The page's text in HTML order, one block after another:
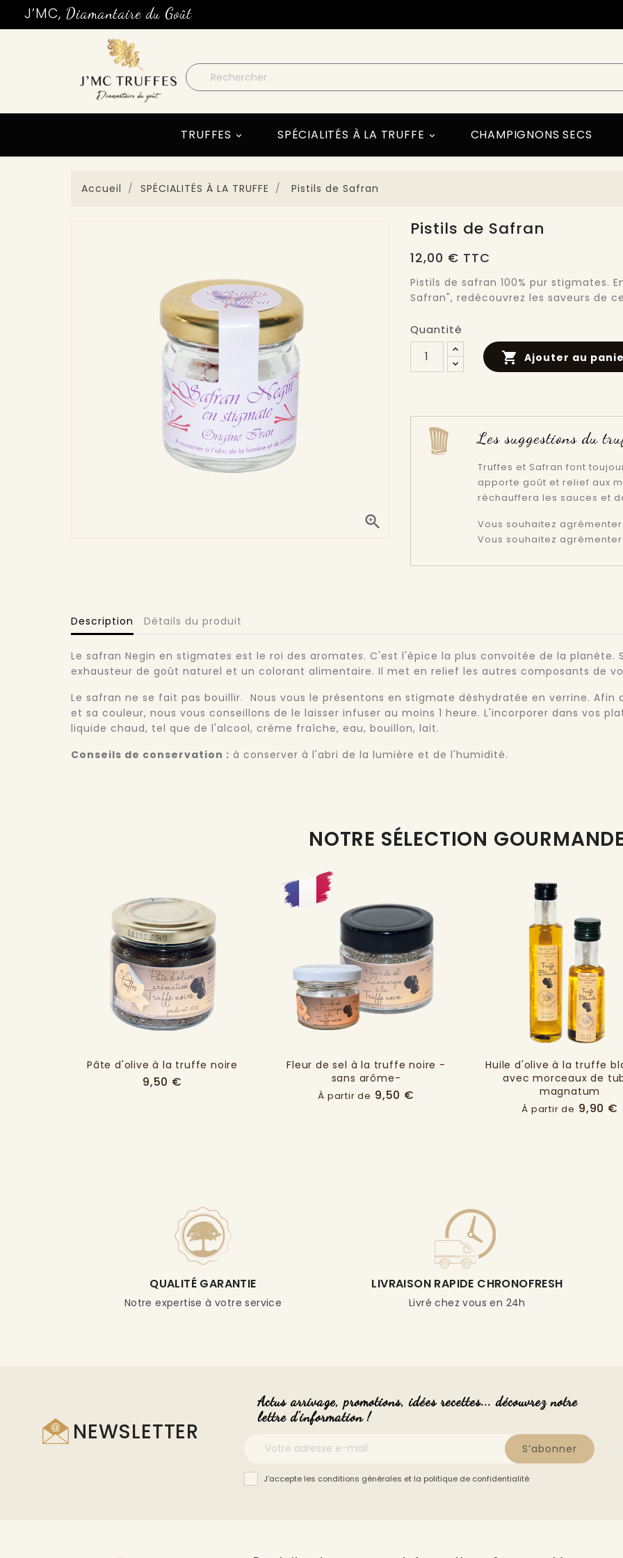
J’MC, Diamantaire du Goût

TRUFFES 
SPÉCIALITÉS À LA TRUFFE CHAMPIGNONS SECS
Accueil SPÉCIALITÉS À LA TRUFFE Pistils de Safran

Pistils de Safran
12,00 € TTC
Pistils de safran 100% pur stigmates.
Safran", redécouvrez les saveurs de
Quantité
 Ajouter au
Les suggestions du
Truffes et Safran font
apporte goût et relief aux
réchauffera les sauces et
Vous souhaitez
Vous souhaitez
Description Détails du produit
Le safran Negin en stigmates est le roi des aromates. C'est l'épice la plus convoitée de la planète.
exhausteur de goût naturel et un colorant alimentaire. Il met en relief les autres composants de
Le safran ne se fait pas bouillir. Nous vous le présentons en stigmate déshydratée en verrine. Afin
et sa couleur, nous vous conseillons de le laisser infuser au moins 1 heure. L'incorporer dans vos
liquide chaud, tel que de l'alcool, crème fraîche, eau, bouillon, lait.
Conseils de conservation : à conserver à l'abri de la lumière et de l'humidité.
NOTRE SÉLECTION
Pâte d'olive à la truffe noire
9,50 €
Fleur de sel à la truffe noire -
sans arôme-
À partir de 9,50 €
Huile d'olive à la truffe
avec morceaux de
magnatum
À partir de 9,90 €
QUALITÉ GARANTIE
Notre expertise à votre service
LIVRAISON RAPIDE CHRONOFRESH
Livré chez vous en 24h
NEWSLETTER
Actus arrivage, promotions, idées recettes... découvrez notre
lettre d'information !
S’abonner
J'accepte les conditions générales et la politique de confidentialité